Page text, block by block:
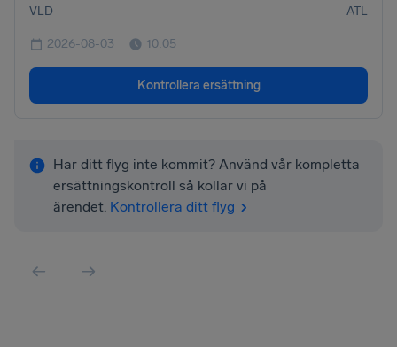
VLD ATL
2026-08-03 10:05
Kontrollera ersättning
Har ditt flyg inte kommit? Använd vår kompletta
ersättningskontroll så kollar vi på
ärendet. Kontrollera ditt flyg